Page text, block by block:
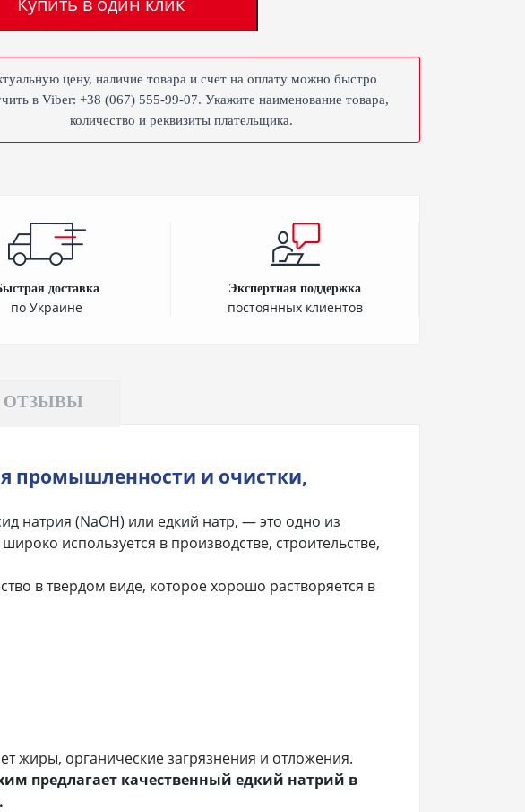
цену, наличие товара и счет на оплату можно быстро
в Viber: +38 (067) 555-99-07. Укажите наименование товара,
количество и реквизиты плательщика.
доставка
по Украине
Экспертная поддержка
постоянных клиентов
ОТЗЫВЫ
промышленности и очистки,
натрия (NaOH) или едкий натр, — это одно из
используется в производстве, строительстве,
в твердом виде, которое хорошо растворяется в
жиры, органические загрязнения и отложения.
предлагает качественный едкий натрий в